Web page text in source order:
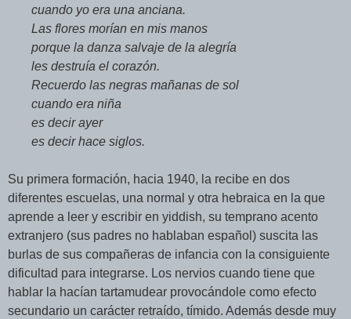
cuando yo era una anciana.
Las flores morían en mis manos
porque la danza salvaje de la alegría
les destruía el corazón.
Recuerdo las negras mañanas de sol
cuando era niña
es decir ayer
es decir hace siglos.
Su primera formación, hacia 1940, la recibe en dos
diferentes escuelas, una normal y otra hebraica en la que
aprende a leer y escribir en yiddish, su temprano acento
extranjero (sus padres no hablaban español) suscita las
burlas de sus compañeras de infancia con la consiguiente
dificultad para integrarse. Los nervios cuando tiene que
hablar la hacían tartamudear provocándole como efecto
secundario un carácter retraído, tímido. Además desde muy